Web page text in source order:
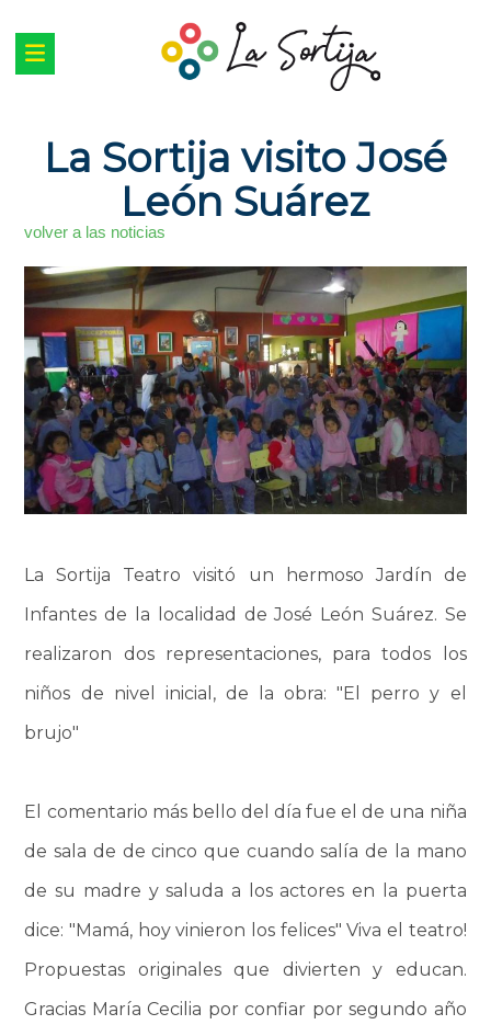
La Sortija visito José
León Suárez
volver a las noticias
La Sortija Teatro visitó un hermoso Jardín de
Infantes de la localidad de José León Suárez. Se
realizaron dos representaciones, para todos los
niños de nivel inicial, de la obra: "El perro y el
brujo"
El comentario más bello del día fue el de una niña
de sala de de cinco que cuando salía de la mano
de su madre y saluda a los actores en la puerta
dice: "Mamá, hoy vinieron los felices" Viva el teatro!
Propuestas originales que divierten y educan.
Gracias María Cecilia por confiar por segundo año